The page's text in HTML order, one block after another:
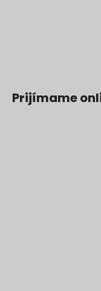
Prijímame